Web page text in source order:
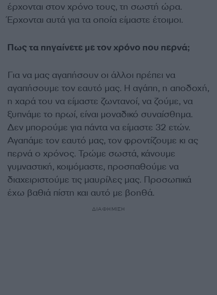
έρχονται στον χρόνο τους, τη σωστή ώρα.
Έρχονται αυτά για τα οποία είμαστε έτοιμοι.
Πως τα πηγαίνετε με τον χρόνο που περνά;
Για να μας αγαπήσουν οι άλλοι πρέπει να
αγαπήσουμε τον εαυτό μας. Η αγάπη, η αποδοχή,
η χαρά του να είμαστε ζωντανοί, να ζούμε, να
ξυπνάμε το πρωί, είναι μοναδικό συναίσθημα.
Δεν μπορούμε για πάντα να είμαστε 32 ετών.
Αγαπάμε τον εαυτό μας, τον φροντίζουμε κι ας
περνά ο χρόνος. Τρώμε σωστά, κάνουμε
γυμναστική, κοιμόμαστε, προσπαθούμε να
διαχειριστούμε τις μαυρίλες μας. Προσωπικά
έχω βαθιά πίστη και αυτό με βοηθά.
ΔΙΑΦΗΜΙΣΗ